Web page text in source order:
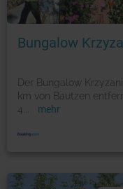
Bungalow
Der Bungalow
km von Bautzen
4
mehr